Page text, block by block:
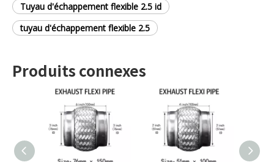
Tuyau d'échappement flexible 2.5 id
tuyau d'échappement flexible 2.5
Produits connexes